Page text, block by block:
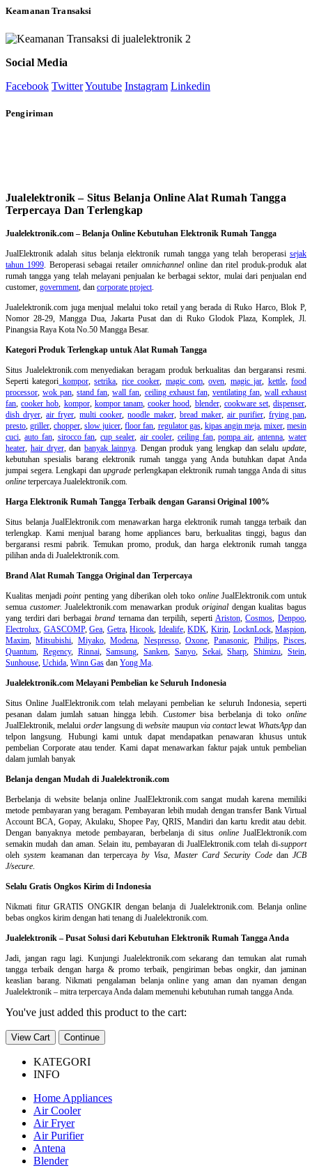
Keamanan Transaksi
Social Media
Facebook TwitterYoutube Instagram Linkedin
Pengiriman
Jualelektronik – Situs Belanja Online Alat Rumah Tangga
Terpercaya Dan Terlengkap
Jualelektronik.com – Belanja Online Kebutuhan Elektronik Rumah Tangga
JualElektronik adalah situs belanja elektronik rumah tanggayang telah beroperasisejak
tahun 1999. Beroperasi sebagai retaileromnichannel online dan ritel produk-produk alat
rumah tangga yang telah melayani penjualan ke berbagai sektor, mulai dari penjualan end
customer, government, dan corporate project.
Jualelektronik.com juga menjual melalui toko retail yang berada di Ruko Harco, Blok P,
Nomor 28-29, Mangga Dua, Jakarta Pusat dan di Ruko Glodok Plaza, Komplek, Jl.
Pinangsia Raya Kota No.50 Mangga Besar.
Kategori Produk Terlengkap untuk Alat Rumah Tangga
Situs Jualelektronik.com menyediakan beragam produk berkualitas dan bergaransi resmi.
Seperti kategori kompor,setrika, rice cooker, magic com,oven, magic jar, kettle,food
processor,wok pan,stand fan,wall fan, ceiling exhaust fan, ventilating fan, wall exhaust
fan,cooker hob, kompor, kompor tanam,cooker hood, blender, cookware set,dispenser,
dish dryer,air fryer,multi cooker,noodle maker, bread maker, air purifier, frying pan,
presto,griller,chopper,slow juicer,floor fan, regulator gas, kipas angin meja, mixer,mesin
cuci, auto fan, sirocco fan,cup sealer,air cooler, ceiling fan,pompa air,antenna,water
heater, hair dryer, dan banyak lainnya. Dengan produk yang lengkap dan selalu update,
kebutuhan spesialis barang elektronik rumah tangga yang Anda butuhkan dapat Anda
jumpai segera. Lengkapi danupgrade perlengkapan elektronik rumah tangga Anda di situs
online terpercaya Jualelektronik.com.
Harga Elektronik Rumah Tangga Terbaik dengan Garansi Original 100%
Situs belanjaJualElektronik.com menawarkan harga elektronik rumah tangga terbaik dan
terlengkap. Kami menjual barang home appliances baru, berkualitas tinggi, bagus dan
bergaransi resmi pabrik. Temukan promo, produk, dan harga elektronik rumah tangga
pilihan anda di Jualelektronik.com.
Brand Alat Rumah Tangga Original dan Terpercaya
Kualitas menjadipointpenting yang diberikan oleh toko onlineJualElektronik.com untuk
semua customer. Jualelektronik.com menawarkan produkoriginal dengan kualitas bagus
yang terdiri dari berbagai brandternama dan terpilih, seperti Ariston,Cosmos,Denpoo,
Electrolux, GASCOMP,Gea, Getra,Hicook, Idealife,KDK, Kirin, LocknLock,Maspion,
Maxim,Mitsubishi, Miyako,Modena, Nespresso, Oxone,Panasonic, Philips, Pisces,
Quantum, Regency, Rinnai,Samsung,Sanken, Sanyo, Sekai,Sharp,Shimizu,Stein,
Sunhouse, Uchida, Winn Gas dan Yong Ma.
Jualelektronik.com Melayani Pembelian ke Seluruh Indonesia
Situs Online JualElektronik.com telah melayani pembelian ke seluruh Indonesia, seperti
pesanan dalam jumlah satuan hingga lebih. Customerbisa berbelanja di tokoonline
JualElektronik, melalui orderlangsung diwebsite maupun via contactlewat WhatsAppdan
telpon langsung. Hubungi kami untuk dapat mendapatkan penawaran khusus untuk
pembelian Corporate atau tender. Kami dapat menawarkan faktur pajak untuk pembelian
dalam jumlah banyak
Belanja dengan Mudah di Jualelektronik.com
Berbelanja diwebsite belanja online JualElektronik.com sangat mudah karena memiliki
metode pembayaran yang beragam. Pembayaran lebih mudah dengan transfer Bank Virtual
Account BCA, Gopay, Akulaku, Shopee Pay, QRIS, Mandiri dan kartu kredit atau debit.
Dengan banyaknya metode pembayaran, berbelanja di situs onlineJualElektronik.com
semakin mudah dan aman. Selain itu, pembayaran di JualElektronik.com telah di-support
olehsystem keamanan dan terpercayaby Visa, Master Card Security Codedan JCB
J/secure.
Selalu Gratis Ongkos Kirim di Indonesia
Nikmati fitur GRATIS ONGKIR dengan belanja di Jualelektronik.com. Belanja online
bebas ongkos kirim dengan hati tenang di Jualelektronik.com.
Jualelektronik – Pusat Solusi dari Kebutuhan Elektronik Rumah Tangga Anda
Jadi, jangan ragu lagi. Kunjungi Jualelektronik.com sekarang dan temukan alat rumah
tangga terbaik dengan harga & promo terbaik, pengiriman bebas ongkir, dan jaminan
keaslian barang. Nikmati pengalaman belanja online yang aman dan nyaman dengan
Jualelektronik – mitra terpercaya Anda dalam memenuhi kebutuhan rumah tangga Anda.
You've just added this product to the cart:
View Cart Continue
KATEGORI
INFO
Home Appliances
Air Cooler
Air Fryer
Air Purifier
Antena
Blender